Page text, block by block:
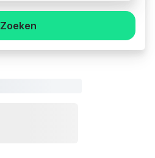
Zoeken